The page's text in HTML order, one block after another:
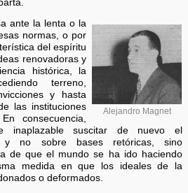
Alejandro Magnet
ante la lenta o la
normas, o por
del espíritu
renovadoras y
histórica, la
terreno,
y hasta
las instituciones
consecuencia,
inaplazable suscitar de nuevo el
y no sobre bases retóricas, sino
de que el mundo se ha ido haciendo
medida en que los ideales de la
o deformados.